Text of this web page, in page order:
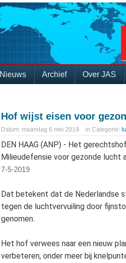
Nieuws Archief Over JAS
Hof wijst eisen voor
Datum: maandag 6 mei 2019 in Categorie:
DEN HAAG (ANP) - Het
Milieudefensie voor gezonde lucht
7-5-2019
Dat betekent dat de Nederlandse
tegen de luchtvervuiling door
genomen.
Het hof verwees naar een nieuw
verbeteren, onder meer bij